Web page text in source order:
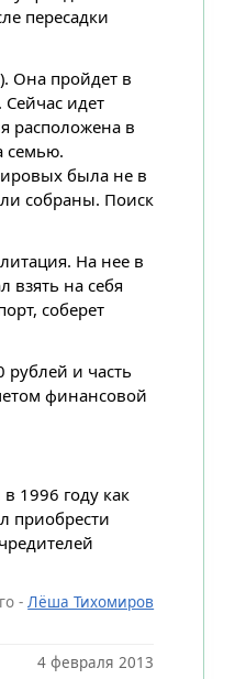
пересадки
Она пройдет в
идет
расположена в
семью.
была не в
собраны. Поиск
На нее в
взять на себя
соберет
и часть
финансовой
1996 году как
приобрести
- Лёша Тихомиров
4 февраля 2013